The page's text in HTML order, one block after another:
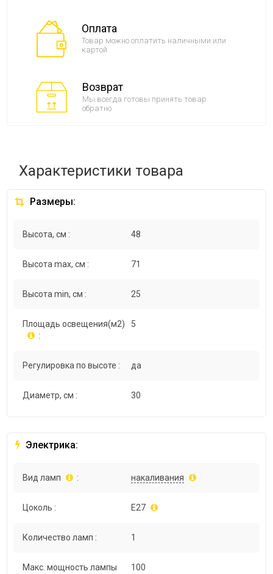
Оплата
Товар можно оплатить наличными или
картой
Возврат
Мы всегда готовы принять товар
обратно
Характеристики товара
Размеры:
Высота, см : 48
Высота max, см : 71
Высота min, см : 25
Площадь освещения(м2)
:
5
Регулировка по высоте : да
Диаметр, см : 30
Электрика:
Вид ламп : накаливания
Цоколь : E27
Количество ламп : 1
Макс. мощность лампы 100